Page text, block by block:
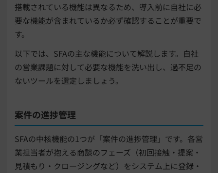
搭載されている機能は異なるため、導入前に自社に必
要な機能が含まれているか必ず確認することが重要で
す。
以下では、SFAの主な機能について解説します。自社
の営業課題に対して必要な機能を洗い出し、過不足の
ないツールを選定しましょう。
案件の進捗管理
SFAの中核機能の1つが「案件の進捗管理」です。各営
業担当者が抱える商談のフェーズ（初回接触・提案・
見積もり・クロージングなど）をシステム上に登録・